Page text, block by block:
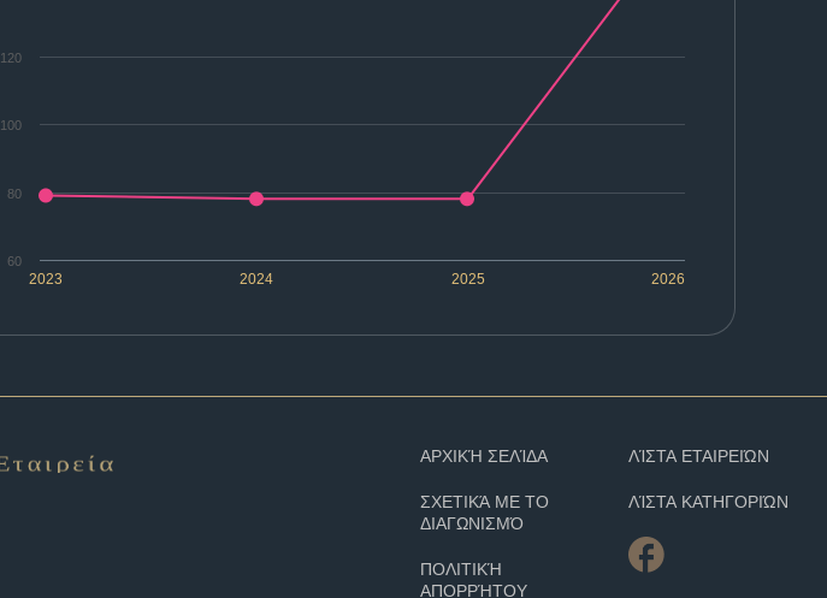
2023 2024 2025 2026
60
80
100
120
ΑΡΧΙΚΉ ΣΕΛΊΔΑ
ΣΧΕΤΙΚΆ ΜΕ ΤΟ
ΔΙΑΓΩΝΙΣΜΌ
ΠΟΛΙΤΙΚΉ
ΑΠΟΡΡΉΤΟΥ
ΛΊΣΤΑ ΕΤΑΙΡΕΙΏΝ
ΛΊΣΤΑ ΚΑΤΗΓΟΡΙΏΝ